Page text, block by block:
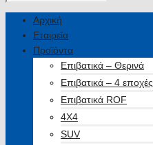
Αρχική
Εταιρεία
Προϊόντα
Επιβατικά – Θερινά
Επιβατικά – 4 εποχές
Επιβατικά ROF
4X4
SUV